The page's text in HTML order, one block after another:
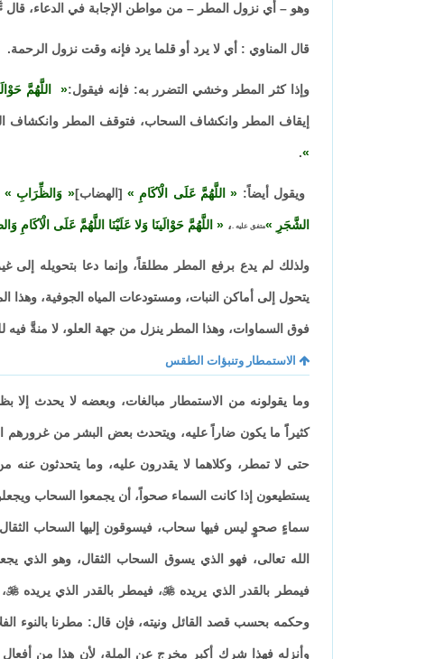
وهو – أي نزول المطر – من مواطن الإجابة في الدعاء،
قال المناوي : أي لا يرد أو قلما يرد فإنه وقت نزول الرحمة.
وإذا كثر المطر وخشي التضرر به: فإنه فيقول: اللَّهُمَّ
إيقاف المطر وانكشاف السحاب، فتوقف المطر وانكشاف
.
ويقول أيضاً: اللَّهُمَّ عَلَى الْآكَامِ [الهضاب] وَالظِّرَابِ
الشَّجَرِ متفق عليه .، اللَّهُمَّ حَوْالَينَا وَلا عَلَيْنَا اللَّهُمَّ عَلَى
ولذلك لم يدع برفع المطر مطلقاً، وإنما دعا بتحويله إلى
يتحول إلى أماكن النبات، ومستودعات المياه الجوفية، وهذا
فوق السماوات، وهذا المطر ينزل من جهة العلو، لا منةَّ فيه
الاستمطار وتنبؤات الطقس
وما يقولونه من الاستمطار مبالغات، وبعضه لا يحدث
كثيراًَ ما يكون ضاراً عليه، ويتحدث بعض البشر من
حتى لا تمطر، وكلاهما لا يقدرون عليه، وما يتحدثون
يستطيعون إذا كانت السماء صحواً، أن يجمعوا السحاب
سماءٍ صحوٍ ليس فيها سحاب، فيسوقون إليها السحاب الثقال
الله تعالى، فهو الذي يسوق السحاب الثقال، وهو الذي
فيمطر بالقدر الذي يريده، فيمطر بالقدر الذي يريده
وحكمه بحسب قصد القائل ونيته، فإن قال: مطرنا بالنوء
وأنزله فهذا شرك أكبر مخرج عن الملة، لأن هذا من